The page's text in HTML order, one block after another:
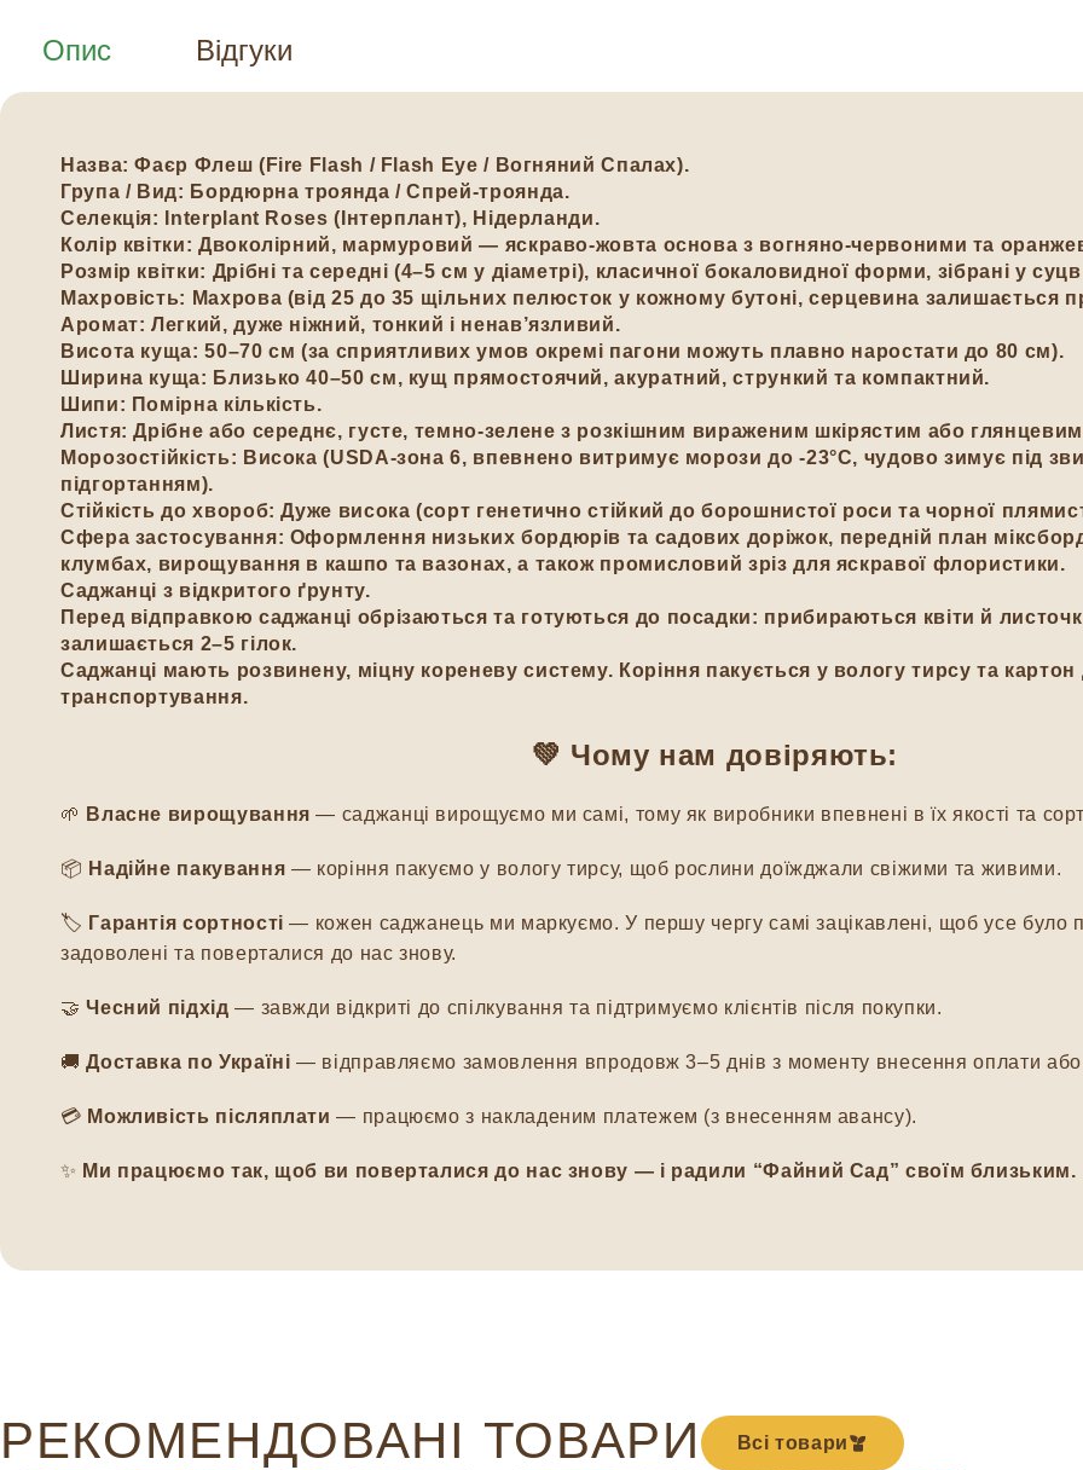
Опис Відгуки
Назва: Фаєр Флеш (Fire Flash / Flash Eye / Вогняний Спалах).
Група / Вид: Бордюрна троянда / Спрей-троянда.
Селекція:
Interplant Roses (Інтерплант), Нідерланди.
Колір квітки: Двоколірний, мармуровий — яскраво-жовта основа з вогняно-червоними та
Розмір квітки: Дрібні та середні (4–5 см у діаметрі), класичної бокаловидної форми, зібрані у
Махровість: Махрова (від 25 до 35 щільних пелюсток у кожному бутоні, серцевина залишається
Аромат: Легкий, дуже ніжний, тонкий і ненав’язливий.
Висота куща: 50–70 см (за сприятливих умов окремі пагони можуть плавно наростати до 80 см).
Ширина куща: Близько 40–50 см, кущ прямостоячий, акуратний, стрункий та компактний.
Шипи: Помірна кількість.
Листя: Дрібне або середнє, густе, темно-зелене з розкішним вираженим шкірястим або
Морозостійкість: Висока (USDA-зона 6, впевнено витримує морози до -23°C, чудово зимує під
підгортанням).
Стійкість до хвороб: Дуже висока (сорт генетично стійкий до борошнистої роси та чорної
Сфера застосування: Оформлення низьких бордюрів та садових доріжок, передній план
клумбах, вирощування в кашпо та вазонах, а також промисловий зріз для яскравої флористики.
Саджанці з відкритого ґрунту.
Перед відправкою саджанці обрізаються та готуються до посадки: прибираються квіти й
залишається 2–5 гілок.
Саджанці мають розвинену, міцну кореневу систему. Коріння пакується у вологу тирсу та картон
транспортування.
💚 Чому нам довіряють:
🌱 Власне вирощування — саджанці вирощуємо ми самі, тому як виробники впевнені в їх якості та
📦 Надійне пакування — коріння пакуємо у вологу тирсу, щоб рослини доїжджали свіжими та живими.
🏷️ Гарантія сортності — кожен саджанець ми маркуємо. У першу чергу самі зацікавлені, щоб усе було
задоволені та поверталися до нас знову.
🤝Чесний підхід — завжди відкриті до спілкування та підтримуємо клієнтів після покупки.
🚚Доставка по Україні — відправляємо замовлення впродовж 3–5 днів з моменту внесення оплати або
💳 Можливість післяплати — працюємо з накладеним платежем (з внесенням авансу).
✨ Ми працюємо так, щоб ви поверталися до нас знову — і радили “Файний Сад” своїм близьким.
РЕКОМЕНДОВАНІ ТОВАРИ Всі товари